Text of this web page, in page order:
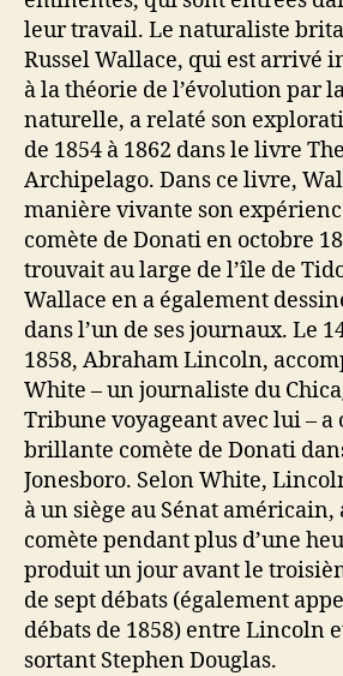
leur travail. Le naturaliste
Russel Wallace, qui est arrivé
à la théorie de l’évolution par
naturelle, a relaté son
de 1854 à 1862 dans le livre
Archipelago. Dans ce livre,
manière vivante son
comète de Donati en octobre
trouvait au large de l’île de
Wallace en a également
dans l’un de ses journaux. Le
1858, Abraham Lincoln,
White – un journaliste du
Tribune voyageant avec lui – a
brillante comète de Donati
Jonesboro. Selon White,
à un siège au Sénat
comète pendant plus d’une
produit un jour avant le
de sept débats (également
débats de 1858) entre Lincoln
sortant Stephen Douglas.